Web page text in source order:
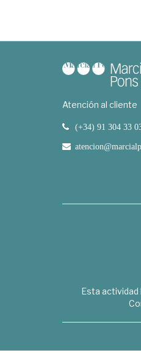
Atención al cliente
(+34) 91 304 33
Esta actividad